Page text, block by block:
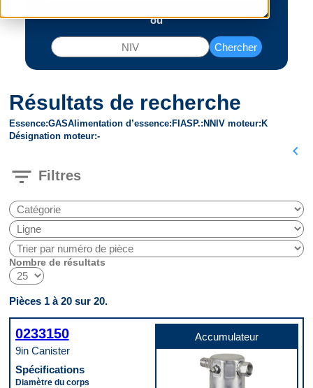
ou
Chercher
Résultats de recherche
Essence GASAlimentation d’essence FI ASP. N NIV moteur K
Désignation moteur -
chevron_left
filter_list Filtres
Nombre de résultats
Pièces 1 à 20 sur 20.
0233150
9in Canister
Spécifications
Diamètre du corps
Accumulateur